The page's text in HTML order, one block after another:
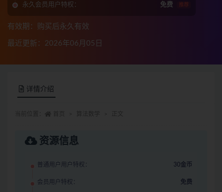
永久会员用户特权： 免费 推荐
有效期：购买后永久有效
最近更新：2026年06月05日
详情介绍
资源信息
普通用户用户特权： 30金币
会员用户特权： 免费